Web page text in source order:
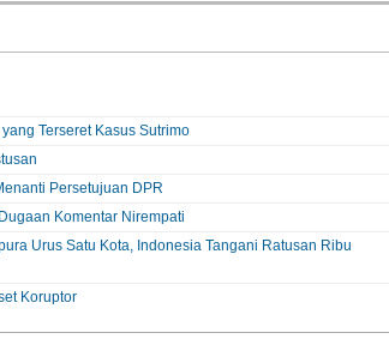
Terseret Kasus Sutrimo
Persetujuan DPR
Komentar Nirempati
Urus Satu Kota, Indonesia Tangani Ratusan Ribu
Koruptor